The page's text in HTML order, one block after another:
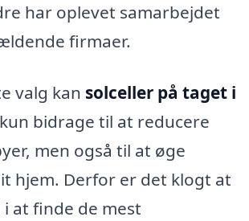
har oplevet samarbejdet
firmaer.
valg kan solceller på taget i
bidrage til at reducere
men også til at øge
hjem. Derfor er det klogt at
at finde de mest